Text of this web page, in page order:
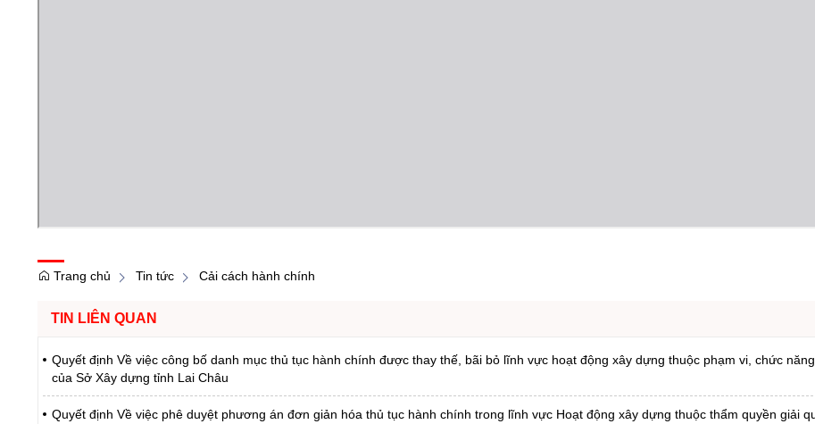
Trang chủ Tin tức Cải cách hành chính
TIN LIÊN QUAN
Quyết định Về việc công bố danh mục thủ tục hành chính được thay thế, bãi bỏ lĩnh vực hoạt động xây dựng thuộc phạm vi, chức
của Sở Xây dựng tỉnh Lai Châu
Quyết định Về việc phê duyệt phương án đơn giản hóa thủ tục hành chính trong lĩnh vực Hoạt động xây dựng thuộc thẩm quyền giải